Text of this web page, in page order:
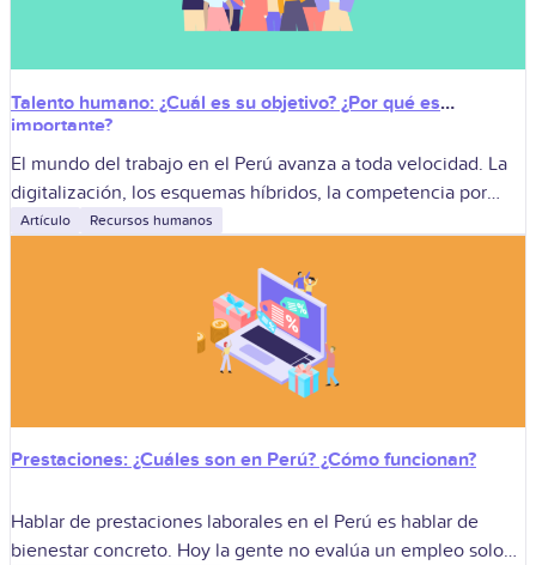
Talento humano: ¿Cuál es su objetivo? ¿Por qué es
importante?
El mundo del trabajo en el Perú avanza a toda velocidad. La
digitalización, los esquemas híbridos, la competencia por
profesionales calificados y nuevos estilos de liderazgo están
Artículo Recursos humanos
Prestaciones: ¿Cuáles son en Perú? ¿Cómo funcionan?
Hablar de prestaciones laborales en el Perú es hablar de
bienestar concreto. Hoy la gente no evalúa un empleo solo